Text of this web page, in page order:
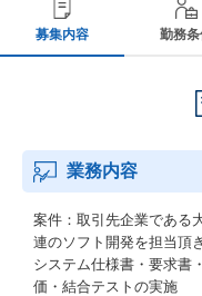
募集内容 勤務
業務内容
案件：取引先企業である
連のソフト開発を担当頂
システム仕様書・要求書
価・結合テストの実施